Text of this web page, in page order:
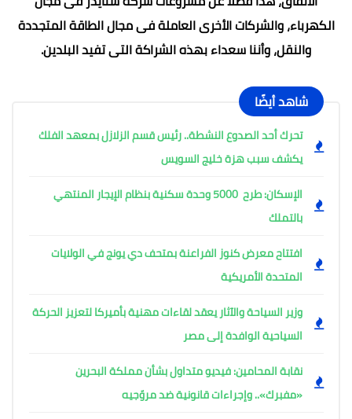
الكهرباء، والشركات الأخرى العاملة فى مجال الطاقة المتجددة
والنقل، وأننا سعداء بهذه الشراكة التى تفيد البلدين.
شاهد أيضًا
تحرك أحد الصدوع النشطة.. رئيس قسم الزلازل بمعهد الفلك
يكشف سبب هزة خليج السويس
الإسكان: طرح 5000 وحدة سكنية بنظام الإيجار المنتهي
بالتملك
افتتاح معرض كنوز الفراعنة بمتحف دي يونج في الولايات
المتحدة الأمريكية
وزير السياحة والآثار يعقد لقاءات مهنية بأميركا لتعزيز الحركة
السياحية الوافدة إلى مصر
نقابة المحامين: فيديو متداول بشأن مملكة البحرين
«مفبرك».. وإجراءات قانونية ضد مروّجيه